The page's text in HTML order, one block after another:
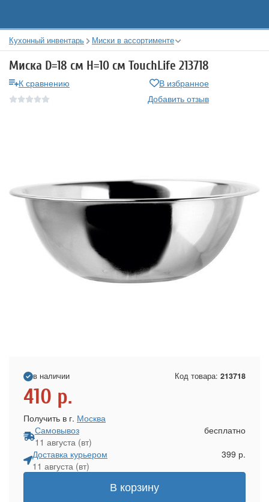
Кухонный инвентарь Миски в ассортименте
Миска D=18 см H=10 см TouchLife 213718
К сравнению
В избранное
Добавить отзыв
в наличии Код товара: 213718
410 р.
Получить в г. Москва
Самовывоз
11 августа (вт)
бесплатно
Доставка курьером
11 августа (вт)
399 р.
В корзину